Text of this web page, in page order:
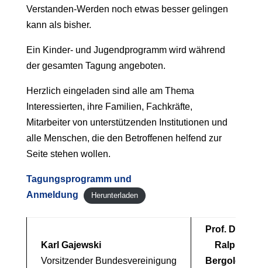
Verstanden-Werden noch etwas besser gelingen
kann als bisher.
Ein Kinder- und Jugendprogramm wird während
der gesamten Tagung angeboten.
Herzlich eingeladen sind alle am Thema
Interessierten, ihre Familien, Fachkräfte,
Mitarbeiter von unterstützenden Institutionen und
alle Menschen, die den Betroffenen helfend zur
Seite stehen wollen.
Tagungsprogramm und
Anmeldung
Herunterladen
Karl Gajewski
Vorsitzender Bundesvereinigung
Prof. Dr.
Ralph
Bergold